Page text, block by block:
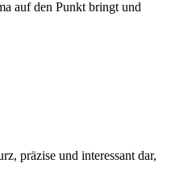
auf den Punkt bringt und
präzise und interessant dar,